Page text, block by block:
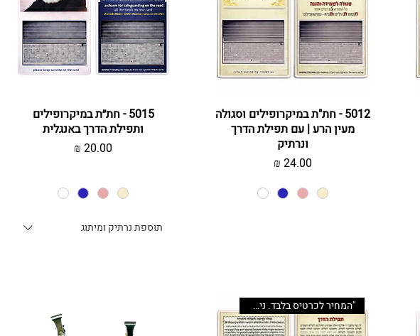
תצוגה מהירה
5012 - חת"ת במיקרופילים וסגולה
מעין הרע | עם תפילת הדרך
ונרתיק
מחיר
תצוגה מהירה
5015 - חת״ת במיקרופילים
ותפילת הדרך באנגלית
מחיר
תוספת נרתיק ומיתוג
"המחיר לכרטיס בלבד. ניתן לשדרג